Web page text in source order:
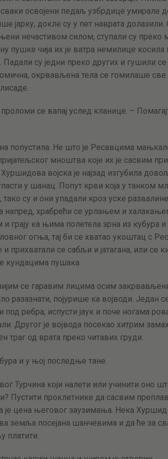
сваки освојени педаљ узбрдице умирале
јарку, докле су у пет наврата долазили.
нечастивом силом, ступали су преко
пушке чија их је ватра немилице косила
су једни преко других и гушили се
окрвављена тела се гомилаше
се вапај услед кланице. –
попустила. Не што је Ресавцима
мноштва које их је сасвим
Хуршидова војска је најзад изгубила
у шанац. Попут крви која у танком
тако су и они упадали кроз уске
напред, храбрећи се урлањем и
грају ка њима полетела зрна из кубура
огња, тај би се хватао укоштац с
и прихватали се сабљи и јатагана, или се
кундацима пушака.
се гаравим лицима осим
разазнати, појурише ка војводи. Један
ребра, испусти јаук и поче ногама
Другог је војвода посекао хитрим
траг од врата преко читавих груди.
и у њој последње тане.
Турчина који налети или учинити оно
Пустити проклетнике да сасвим
је цена његовог заузимања. Нека
земља посејана шанчевима и да ће за
платити.